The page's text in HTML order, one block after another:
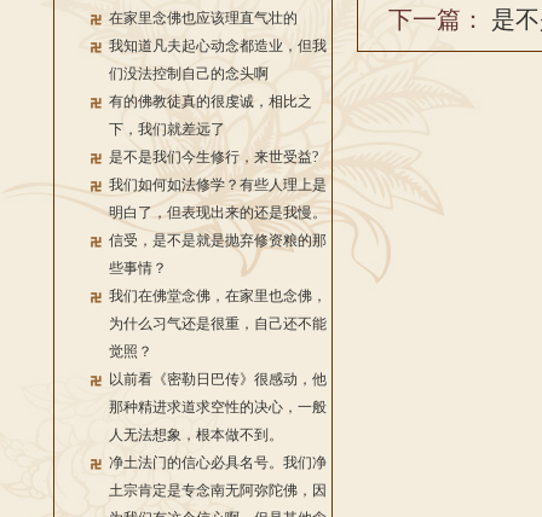
在家里念佛也应该理直气壮的
我知道凡夫起心动念都造业，但我
们没法控制自己的念头啊
有的佛教徒真的很虔诚，相比之
下，我们就差远了
是不是我们今生修行，来世受益?
我们如何如法修学？有些人理上是
明白了，但表现出来的还是我慢。
信受，是不是就是抛弃修资粮的那
些事情？
我们在佛堂念佛，在家里也念佛，
为什么习气还是很重，自己还不能
觉照？
以前看《密勒日巴传》很感动，他
那种精进求道求空性的决心，一般
人无法想象，根本做不到。
净土法门的信心必具名号。我们净
土宗肯定是专念南无阿弥陀佛，因
下一篇： 是